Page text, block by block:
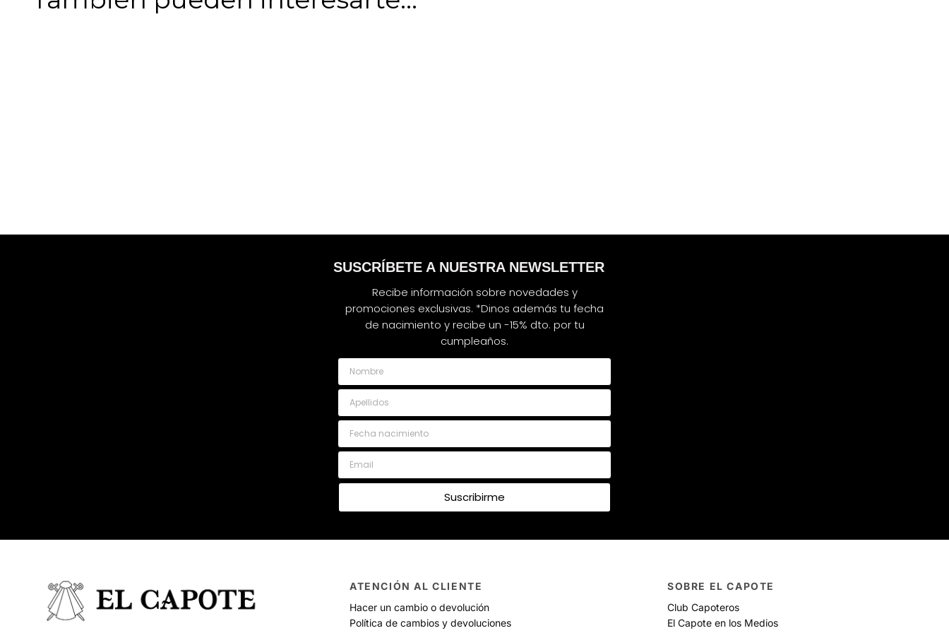
SUSCRÍBETE A NUESTRA NEWSLETTER
Recibe información sobre novedades y
promociones exclusivas. *Dinos además tu fecha
de nacimiento y recibe un -15% dto. por tu
cumpleaños.
Nombre
Apellidos
Fecha nacimiento
Email
Suscribirme
ATENCIÓN AL CLIENTE
Hacer un cambio o devolución
Política de cambios y devoluciones
SOBRE EL CAPOTE
Club Capoteros
El Capote en los Medios